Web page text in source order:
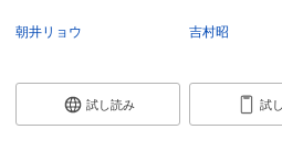
朝井リョウ
試し読み
吉村昭
試